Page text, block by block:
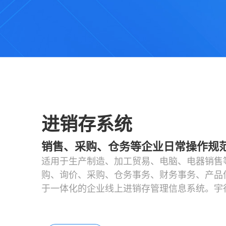
进销存系统
销售、采购、仓务等企业日常操作规
适用于生产制造、加工贸易、电脑、电器销
购、询价、采购、仓务事务、财务事务、产
于一体化的企业线上进销存管理信息系统。